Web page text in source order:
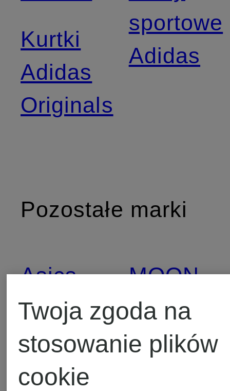
Kurtki
Adidas
Originals
sportowe
Adidas
Pozostałe marki
Asics
AXEL
ARIGATO
MOON
BOOT
Nike
Twoja zgoda na
stosowanie plików
cookie